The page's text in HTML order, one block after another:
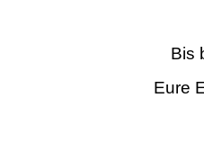
Bis
Eure